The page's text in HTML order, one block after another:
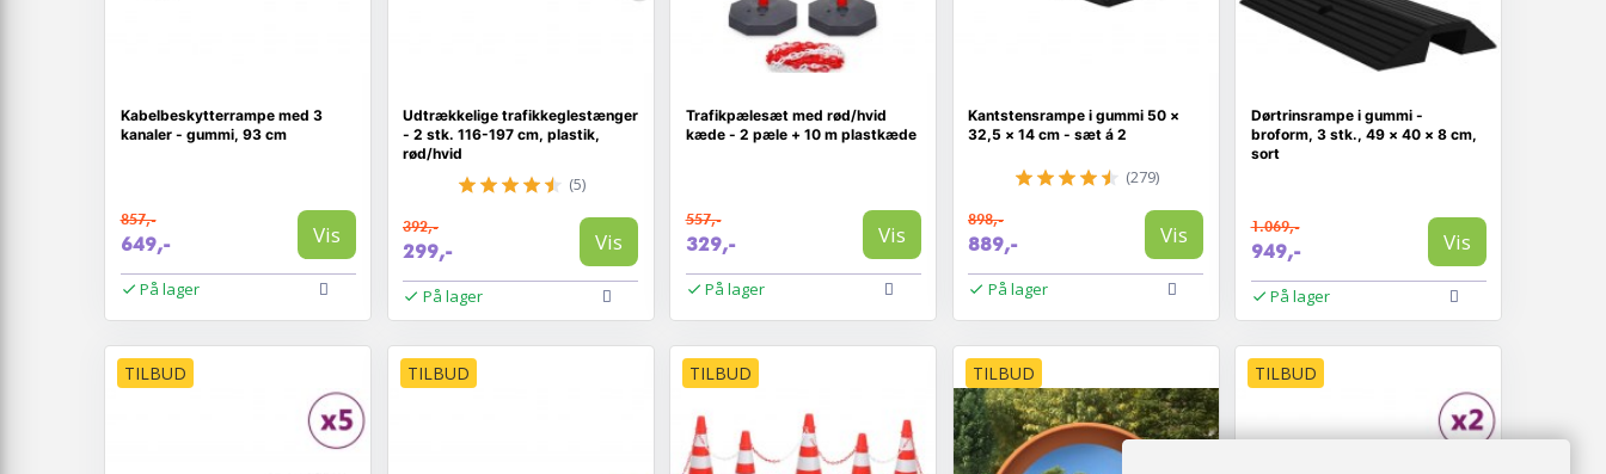
Kabelbeskytterrampe med 3
kanaler - gummi, 93 cm
857,-
649,- Vis
På lager
Udtrækkelige trafikkeglestænger
- 2 stk. 116-197 cm, plastik,
rød/hvid
(5)
392,-
299,- Vis
På lager
Trafikpælesæt med rød/hvid
kæde - 2 pæle + 10 m plastkæde
557,-
329,- Vis
På lager
Kantstensrampe i gummi 50 ×
32,5 × 14 cm - sæt á 2
(279)
898,-
889,- Vis
På lager
Dørtrinsrampe i gummi -
broform, 3 stk., 49 × 40 × 8 cm,
sort
1.069,-
949,- Vis
På lager
TILBUD TILBUD TILBUD TILBUD TILBUD